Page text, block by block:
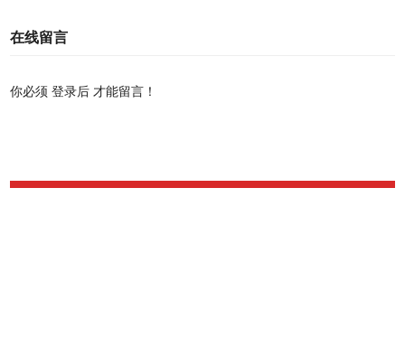
在线留言
你必须登录后 才能留言！